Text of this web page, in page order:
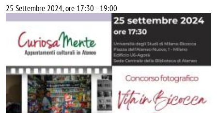
25 Settembre 2024, ore 17:30 -19:00